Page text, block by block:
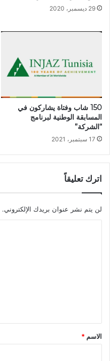
29 ديسمبر، 2020
150 شاب وفتاة يشاركون في
المسابقة الوطنية لبرنامج
“الشركة”
17 سبتمبر، 2021
اترك تعليقاً
لن يتم نشر عنوان بريدك الإلكتروني.
*
الاسم *